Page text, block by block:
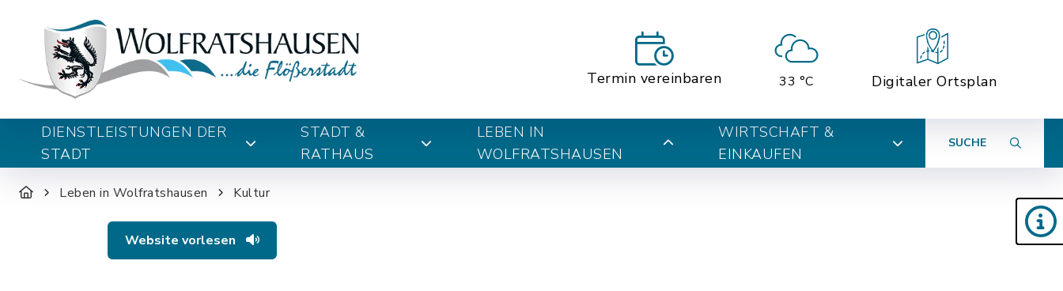
Termin vereinbaren 33 °C Digitaler Ortsplan
DIENSTLEISTUNGEN DER
STADT
STADT &
RATHAUS
LEBEN IN
WOLFRATSHAUSEN
WIRTSCHAFT &
EINKAUFEN
SUCHE
Leben in Wolfratshausen Kultur
Website vorlesen